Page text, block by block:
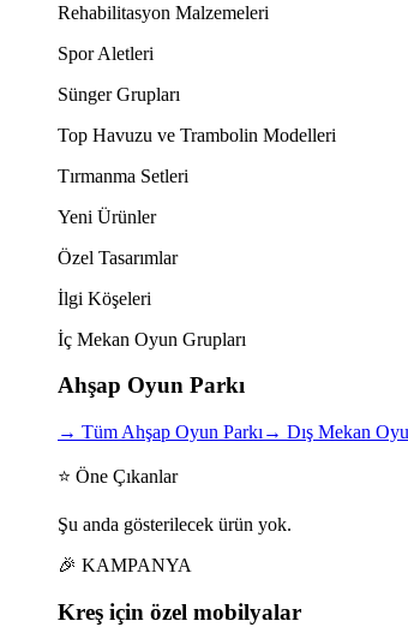
Rehabilitasyon Malzemeleri
Spor Aletleri
Sünger Grupları
Top Havuzu ve Trambolin Modelleri
Tırmanma Setleri
Yeni Ürünler
Özel Tasarımlar
İlgi Köşeleri
İç Mekan Oyun Grupları
Ahşap Oyun Parkı
→ Tüm Ahşap Oyun Parkı → Dış Mekan
⭐ Öne Çıkanlar
Şu anda gösterilecek ürün yok.
🎉 KAMPANYA
Kreş için özel mobilyalar